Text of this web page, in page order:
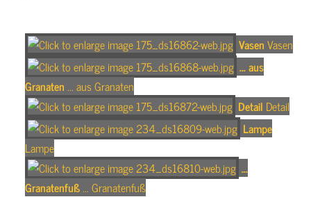
VasenVasen
... aus
Granaten... aus Granaten
Detail Detail
Lampe
Lampe
...
Granatenfuß... Granatenfuß